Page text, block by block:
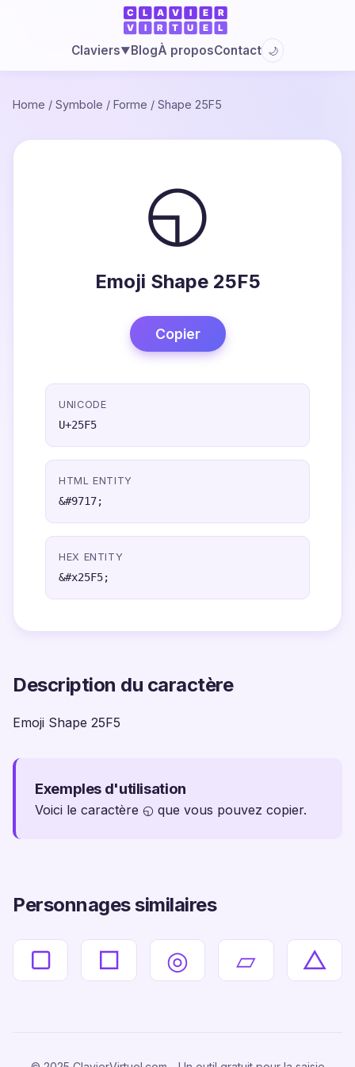
Claviers▼BlogÀ proposContact 🌙
Home / Symbole / Forme / Shape 25F5
◵
Emoji Shape 25F5
Copier
UNICODE
U+25F5
HTML ENTITY
&#9717;
HEX ENTITY
&#x25F5;
Description du caractère
Emoji Shape 25F5
Exemples d'utilisation
Voici le caractère ◵ que vous pouvez copier.
Personnages similaires
▢ □ ◎ ▱ △